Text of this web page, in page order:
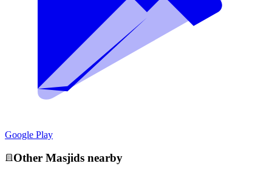
Google Play
Other Masjids nearby